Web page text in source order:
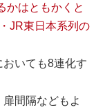
かはともかくと
JR東日本系列の
いても8連化す
間隔などもよ